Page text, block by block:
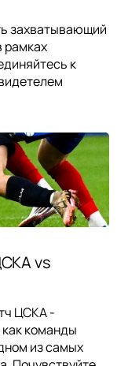
захватывающий
рамках
к
vs
ЦСКА -
команды
из самых